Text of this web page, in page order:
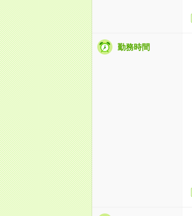
勤務時間